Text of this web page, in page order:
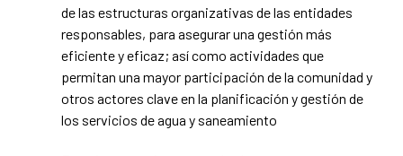
de las estructuras organizativas de las entidades
responsables, para asegurar una gestión más
eficiente y eficaz; así como actividades que
permitan una mayor participación de la comunidad y
otros actores clave en la planificación y gestión de
los servicios de agua y saneamiento